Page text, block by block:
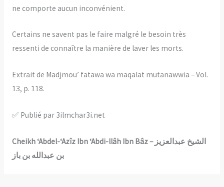
ne comporte aucun inconvénient.
Certains ne savent pas le faire malgré le besoin très
ressenti de connaître la manière de laver les morts.
Extrait de Madjmou’ fatawa wa maqalat mutanawwia – Vol.
13, p. 118.
✅ Publié par 3ilmchar3i.net
Cheikh ‘Abdel-‘Azîz Ibn ‘Abdi-llâh Ibn Bâz – الشيخ عبدالعزيز
بن عبدالله بن باز